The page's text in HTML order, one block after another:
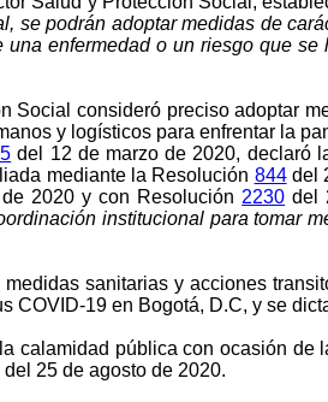
podrán adoptar medidas de
enfermedad o un riesgo que
consideró preciso adoptar
y logísticos para enfrentar la
del 12 de marzo de 2020, declaró
mediante la Resolución 844del
2020 y con Resolución 2230 del
institucional para tomar
sanitarias y acciones
19 en Bogotá, D.C, y se
calamidad pública con ocasión de
del 25 de agosto de 2020.